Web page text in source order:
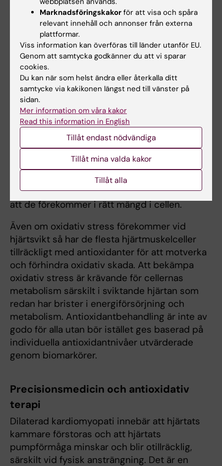
normala biologiska reaktioner. Dessa
reaktioner genererar också en mängd fria
radikaler, som kan skada våra celler om de
hålls okontrollerade. Våra celler har ett starkt
naturligt försvar mot dessa radikaler, men vid
vissa sjukdomar, t.ex. hjärtsvikt, kan det hända
att detta försvar blir otillräckligt och inte kan
hantera alla radikaler som produceras. När
cellens förmåga att hantera dessa radikaler
försvagas kan det orsaka stress på cellen, så
kallad oxidativ stress, och så småningom leda
till skador, så kallade oxidativa skador.
Dessutom använder vissa viktiga funktioner i
våra celler lite av dessa fria radikaler för att
fungera optimalt. Därför är det också viktigt
att de förekommer i rätt mängd i cellen.
Även om oxidativ stress förekommer vid
hjärtsvikt så har de flesta hjärtmuskelceller
tillräckligt med antioxidanter för att motverka
och förhindra oxidativ skada. Att bekämpa
oxidativ stress är krävande för cellernas
metabolism särskilt i sviktande hjärtan som
redan har brister i energiförsörjning och
metabolism. Antioxidantbehandling är inte av
godo för alla utan bör istället ges baserad på
individuella antioxidantnivåer utvärderade
genom biomarkörer.
Precisionsmedicin och antioxidativ
terapi
Dilaterad kardiomyopati innebär att hjärtats
kammare förstoras och att hjärtats
pumpförmåga minskar och blir otillräcklig,
särskilt vid fysisk ansträngning. Det är en
Marknadsföringskakor för att visa och spåra
relevant innehåll och annonser från externa
plattformar.
Viss information kan överföras till länder utanför EU.
Genom att samtycka godkänner du att vi sparar
cookies.
Du kan när som helst ändra eller återkalla ditt
samtycke via kakikonen längst ned till vänster på
sidan.
Mer information om våra kakor
Read this information in English
Tillåt endast nödvändiga
Tillåt mina valda kakor
Tillåt alla